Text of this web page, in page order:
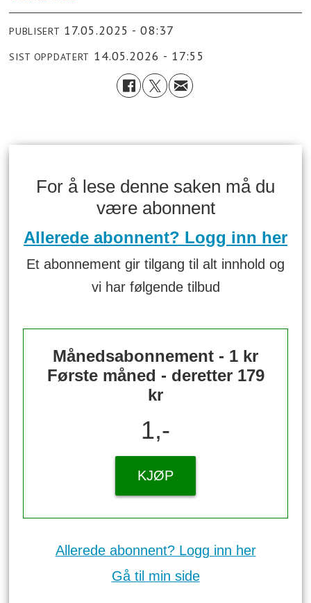
PUBLISERT 17.05.2025 - 08:37
SIST OPPDATERT 14.05.2026 - 17:55
For å lese denne saken må du
være abonnent
Allerede abonnent? Logg inn her
Et abonnement gir tilgang til alt innhold og
vi har følgende tilbud
Månedsabonnement - 1 kr
Første måned - deretter 179
kr
1,-
KJØP
Allerede abonnent? Logg inn her
Gå til min side